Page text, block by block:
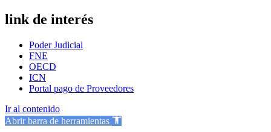
link de interés
Poder Judicial
FNE
OECD
ICN
Portal pago de Proveedores
Ir al contenido
Abrir barra de herramientas